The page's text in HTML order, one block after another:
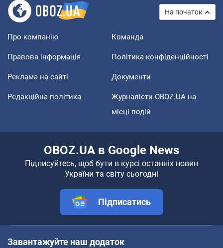
На початок
Про компанію Команда
Правова інформація Політика конфіденційності
Реклама на сайті Документи
Редакційна політика
Журналісти OBOZ.UA на
місці подій
OBOZ.UA в Google News
Підписуйтесь, щоб бути в курсі останніх новин
України та світу сьогодні
Підписатись
Завантажуйте наш додаток